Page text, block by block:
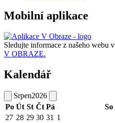
Mobilní aplikace
Sledujte informace z našeho webu v
V OBRAZE.
Kalendář
Srpen2026
Po Út St Čt Pá So
27 28 29 30 31 1